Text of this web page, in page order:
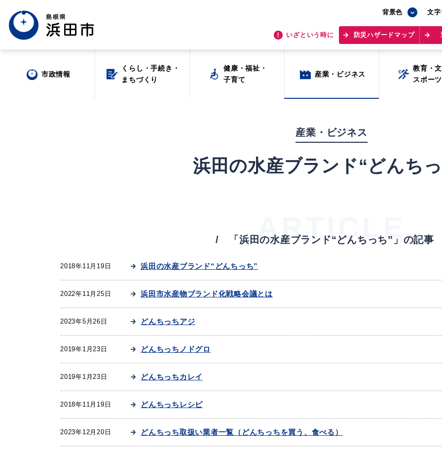
背景色 文
いざという時に 防災ハザードマップ
背景色 文
いざという時に 防災ハザードマップ
市政情報
くらし・手続き・
まちづくり
健康・福祉・
子育て
産業・ビジネス
教育・文
スポーツ
出会い・結婚 引っ越し・住まい 就職・退職
高齢者・介護 おくやみ
支援・助成制度
防災・消防
市政情報
くらし・手続き・
まちづくり
健康・福祉・
子育て
産業・ビジネス
教育・文
スポーツ
産業・ビジネス
浜田の水産ブランド“どんち
ARTICLE
「浜田の水産ブランド“どんちっち”」の記事
2018年11月19日 浜田の水産ブランド“どんちっち”
2022年11月25日 浜田市水産物ブランド化戦略会議とは
2023年5月26日 どんちっちアジ
2019年1月23日 どんちっちノドグロ
2019年1月23日 どんちっちカレイ
2018年11月19日 どんちっちレシピ
2023年12月20日 どんちっち取扱い業者一覧（どんちっちを買う、食べる）